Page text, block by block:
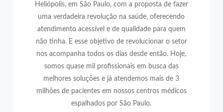
Heliópolis, em São Paulo, com a proposta de fazer
uma verdadeira revolução na saúde, oferecendo
atendimento acessível e de qualidade para quem
não tinha. E esse objetivo de revolucionar o setor
nos acompanha todos os dias desde então. Hoje,
somos quase mil profissionais em busca das
melhores soluções e já atendemos mais de 3
milhões de pacientes em nossos centros médicos
espalhados por São Paulo.